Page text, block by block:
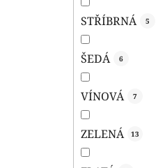
STŘÍBRNÁ 5
ŠEDÁ 6
VÍNOVÁ 7
ZELENÁ 13